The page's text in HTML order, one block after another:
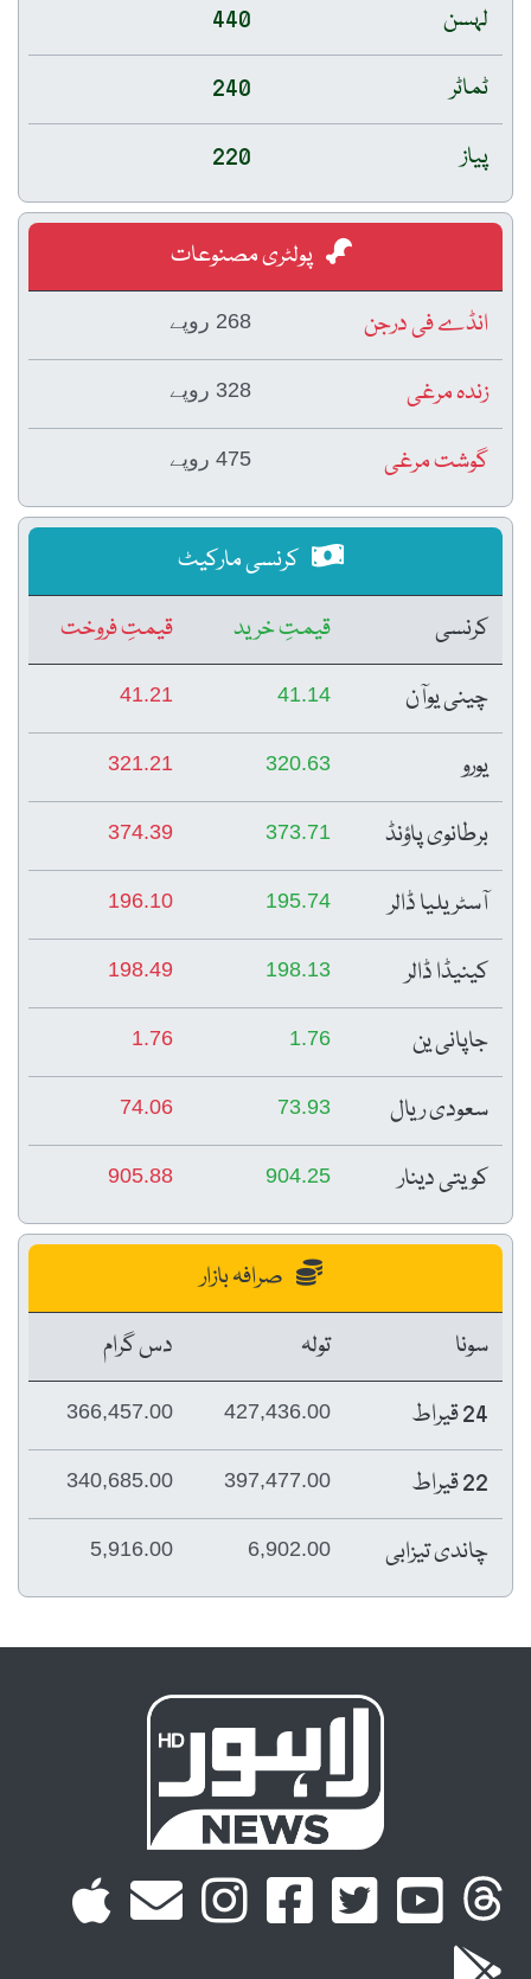
لہسن
440
ٹماٹر
240
پیاز
220
پولٹری مصنوعات
انڈے فی درجن
268 روپے
زندہ مرغی 328 روپے
گوشت مرغی 475 روپے
کرنسی مارکیٹ
کرنسی
قیمتِ خرید
قیمتِ فروخت
چینی یوآن
41.14
41.21
یورو 320.63
321.21
برطانوی پاؤنڈ 373.71
374.39
آسٹریلیا ڈالر 195.74
196.10
کینیڈا ڈالر 198.13
198.49
جاپانی ین 1.76
1.76
سعودی ریال 73.93
74.06
کویتی دینار 904.25
905.88
صرافہ بازار
سونا
تولہ
دس گرام
24 قیراط
427,436.00
366,457.00
22 قیراط 397,477.00
340,685.00
چاندی تیزابی 6,902.00
5,916.00